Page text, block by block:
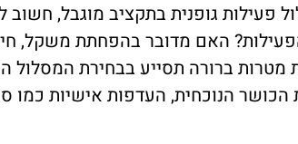
פעילות גופנית בתקציב מוגבל, חשוב
האם מדובר בהפחתת משקל,
מטרות ברורה תסייע בבחירת המסלול
הנוכחית, העדפות אישיות כמו